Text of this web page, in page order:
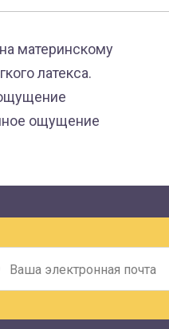
материнскому
латекса.
ощущение